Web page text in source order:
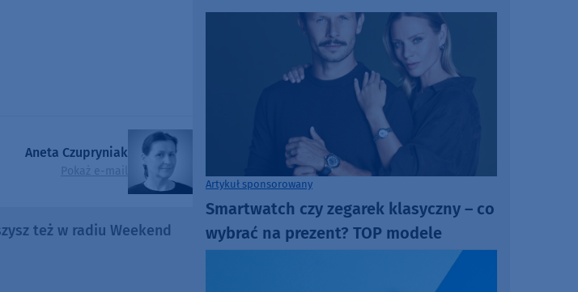
Aneta Czupryniak
Pokaż e-mail
też w radiu Weekend
Artykuł sponsorowany
Smartwatch czy zegarek klasyczny – co
wybrać na prezent? TOP modele